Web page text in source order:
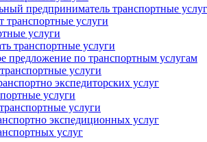
предприниматель транспортные
транспортные услуги
услуги
транспортные услуги
предложение по транспортным услугам
услуги
экспедиторских услуг
услуги
услуги
экспедиционных услуг
услуг